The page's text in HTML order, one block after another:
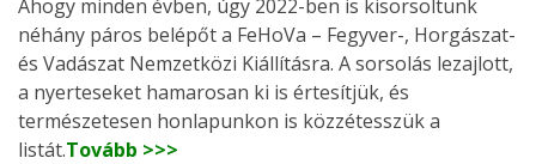
Ahogy minden évben, úgy 2022-ben is kisorsoltunk
néhány páros belépőt a FeHoVa – Fegyver-, Horgászat-
és Vadászat Nemzetközi Kiállításra. A sorsolás lezajlott,
a nyerteseket hamarosan ki is értesítjük, és
természetesen honlapunkon is közzétesszük a
listát.Tovább >>>